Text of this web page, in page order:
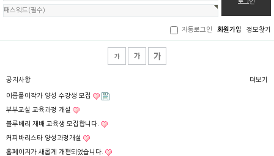
로
그
자동로그인 회원가입 정보찾기
공지사항
이름풀이작가 양성 수강생 모집
부부교실 교육과정 개설
블루베리 재배 교육생 모집합니다.
커피바리스타 양성과정개설
홈페이지가 새롭게 개편되었습니다.
더보기